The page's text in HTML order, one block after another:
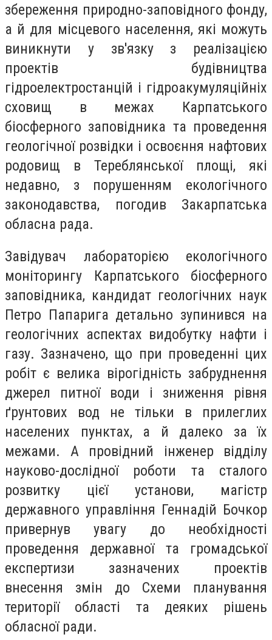
збереження природно-заповідного фонду,
а й для місцевого населення, які можуть
виникнути у зв'язку з реалізацією
проектів будівництва
гідроелектростанцій і гідроакумуляційніх
сховищ в межах Карпатського
біосферного заповідника та проведення
геологічної розвідки і освоєння нафтових
родовищ в Тереблянської площі, які
недавно, з порушенням екологічного
законодавства, погодив Закарпатська
обласна рада.
Завідувач лабораторією екологічного
моніторингу Карпатського біосферного
заповідника, кандидат геологічних наук
Петро Папарига детально зупинився на
геологічних аспектах видобутку нафти і
газу. Зазначено, що при проведенні цих
робіт є велика вірогідність забруднення
джерел питної води і зниження рівня
ґрунтових вод не тільки в прилеглих
населених пунктах, а й далеко за їх
межами. А провідний інженер відділу
науково-дослідної роботи та сталого
розвитку цієї установи, магістр
державного управління Геннадій Бочкор
привернув увагу до необхідності
проведення державної та громадської
експертизи зазначених проектів
внесення змін до Схеми планування
території області та деяких рішень
обласної ради.